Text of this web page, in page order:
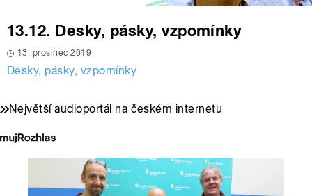
13.12. Desky, pásky, vzpomínky
13. prosinec 2019
Desky, pásky, vzpomínky
Největší audioportál na českém internetu